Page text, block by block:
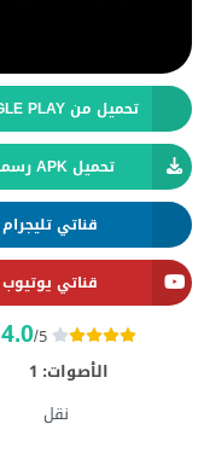
تحميل من GOOGLE PLAY
تحميل APK رسمي
قناتي تليجرام
قناتي يوتيوب
4.0/5
الأصوات: 1
نقل